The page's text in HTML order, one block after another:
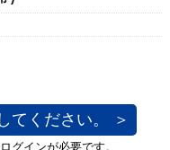
てください。 ＞